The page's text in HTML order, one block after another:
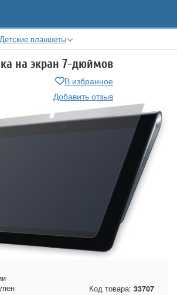
Детские планшеты
на экран 7-дюймов
В избранное
Добавить отзыв
Код товара: 33707